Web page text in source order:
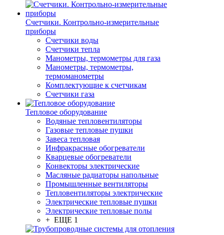
Счетчики. Контрольно-измерительные
приборы
Счетчики воды
Счетчики тепла
Манометры, термометры для газа
Манометры, термометры,
термоманометры
Комплектующие к счетчикам
Счетчики газа
Тепловое оборудование
Водяные тепловентиляторы
Газовые тепловые пушки
Завеса тепловая
Инфракрасные обогреватели
Кварцевые обогреватели
Конвекторы электрические
Масляные радиаторы напольные
Промышленные вентиляторы
Тепловентиляторы электрические
Электрические тепловые пушки
Электрические тепловые полы
+ ЕЩЕ 1